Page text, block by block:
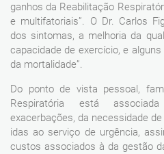
ganhos da Reabilitação
e multifatoriais”. O Dr. Carlos
dos sintomas, a melhoria da
capacidade de exercício, e
da mortalidade”.
Do ponto de vista pessoal,
Respiratória está
exacerbações, da necessidade
idas ao serviço de urgência,
custos associados à da gestão